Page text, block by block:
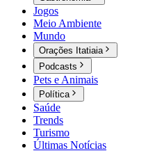
Jogos
Meio Ambiente
Mundo
Orações Itatiaia
Podcasts
Pets e Animais
Política
Saúde
Trends
Turismo
Últimas Notícias